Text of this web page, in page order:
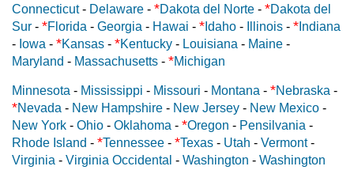
Connecticut- Delaware - *Dakota del Norte - *Dakota del
Sur - *Florida - Georgia - Hawai - * Idaho - Illinois - * Indiana
- Iowa - *Kansas - *Kentucky - Louisiana - Maine -
Maryland - Massachusetts - *Michigan
Minnesota - Mississippi - Missouri - Montana - *Nebraska -
*Nevada - New Hampshire - New Jersey - New Mexico -
New York - Ohio - Oklahoma - *Oregon - Pensilvania -
Rhode Island - *Tennessee - *Texas - Utah - Vermont-
Virginia - Virginia Occidental - Washington - Washington